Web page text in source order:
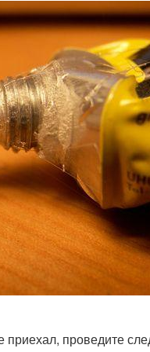
приехал, проведите